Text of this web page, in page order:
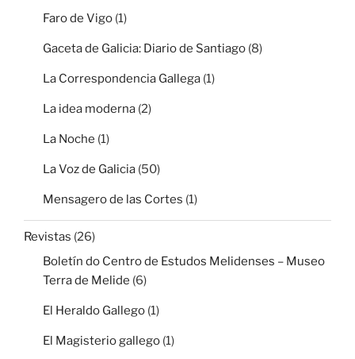
Faro de Vigo (1)
Gaceta de Galicia: Diario de Santiago (8)
La Correspondencia Gallega (1)
La idea moderna (2)
La Noche (1)
La Voz de Galicia (50)
Mensagero de las Cortes (1)
Revistas (26)
Boletín do Centro de Estudos Melidenses – Museo
Terra de Melide (6)
El Heraldo Gallego (1)
El Magisterio gallego (1)